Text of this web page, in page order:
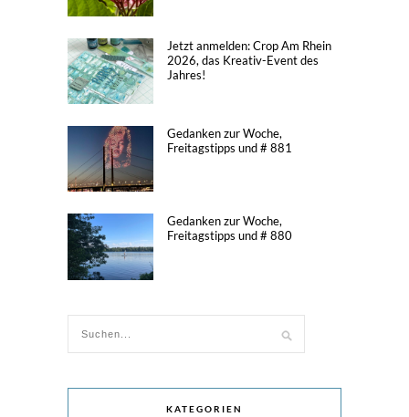
Jetzt anmelden: Crop Am Rhein
2026, das Kreativ-Event des
Jahres!
Gedanken zur Woche,
Freitagstipps und # 881
Gedanken zur Woche,
Freitagstipps und # 880
KATEGORIEN